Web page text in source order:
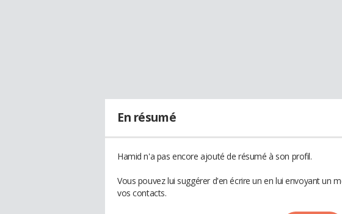
En résumé
Hamid n'a pas encore ajouté de résumé à son profil.
Vous pouvez lui suggérer d'en écrire un en lui envoyant un
vos contacts.